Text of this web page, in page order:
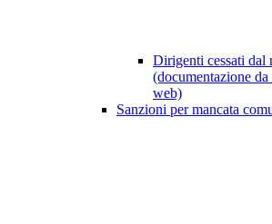
Dirigenti cessati dal
(documentazione
web)
Sanzioni per mancata